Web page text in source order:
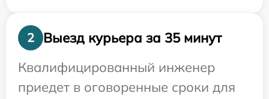
2
Выезд курьера за 35 минут
Квалифицированный инженер
приедет в оговоренные сроки для